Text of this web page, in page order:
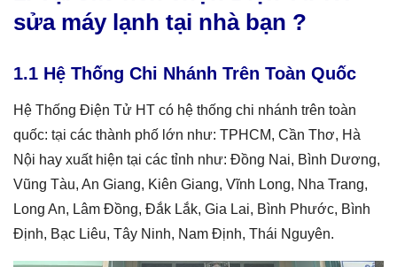
sửa máy lạnh tại nhà bạn ?
1.1 Hệ Thống Chi Nhánh Trên Toàn Quốc
Hệ Thống Điện Tử HT có hệ thống chi nhánh trên toàn
quốc: tại các thành phố lớn như: TPHCM, Cần Thơ, Hà
Nội hay xuất hiện tại các tỉnh như: Đồng Nai, Bình Dương,
Vũng Tàu, An Giang, Kiên Giang, Vĩnh Long, Nha Trang,
Long An, Lâm Đồng, Đắk Lắk, Gia Lai, Bình Phước, Bình
Định, Bạc Liêu, Tây Ninh, Nam Định, Thái Nguyên.